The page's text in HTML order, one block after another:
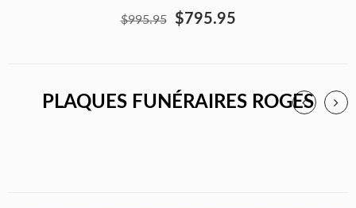
$995.95 $795.95
PLAQUES FUNÉRAIRES ROGES